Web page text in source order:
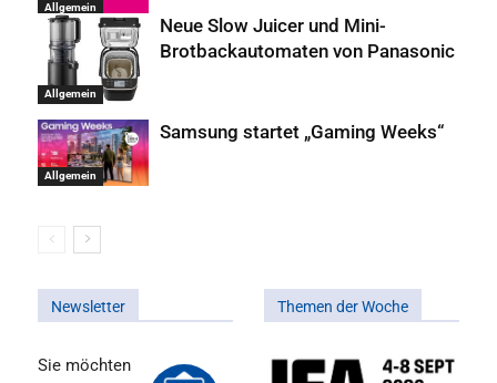
Allgemein
Allgemein
Neue Slow Juicer und Mini-
Brotbackautomaten von Panasonic
Allgemein
Samsung startet „Gaming Weeks“
Newsletter
Sie möchten
Themen der Woche